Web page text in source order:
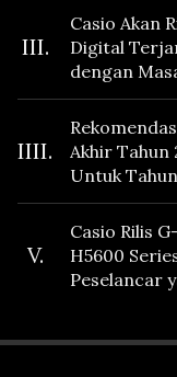
III.
Casio Akan
Digital
dengan
Fitur
IIII.
Akhir Tahun
Untuk
V.
Casio Rilis
H5600
Peselancar